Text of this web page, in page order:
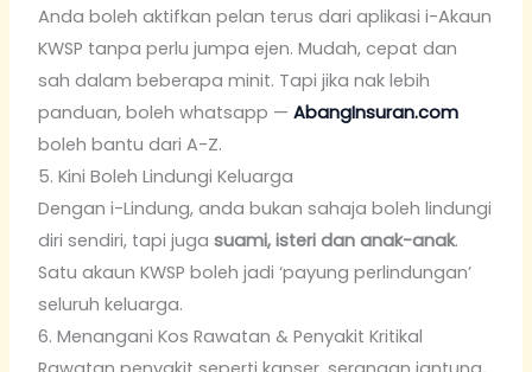
Anda boleh aktifkan pelan terus dari aplikasi i-Akaun
KWSP tanpa perlu jumpa ejen. Mudah, cepat dan
sah dalam beberapa minit. Tapi jika nak lebih
panduan, boleh whatsapp —AbangInsuran.com
boleh bantu dari A-Z.
5. Kini Boleh Lindungi Keluarga
Dengan i-Lindung, anda bukan sahaja boleh lindungi
diri sendiri, tapi jugasuami, isteri dan anak-anak.
Satu akaun KWSP boleh jadi ‘payung perlindungan’
seluruh keluarga.
6. Menangani Kos Rawatan & Penyakit Kritikal